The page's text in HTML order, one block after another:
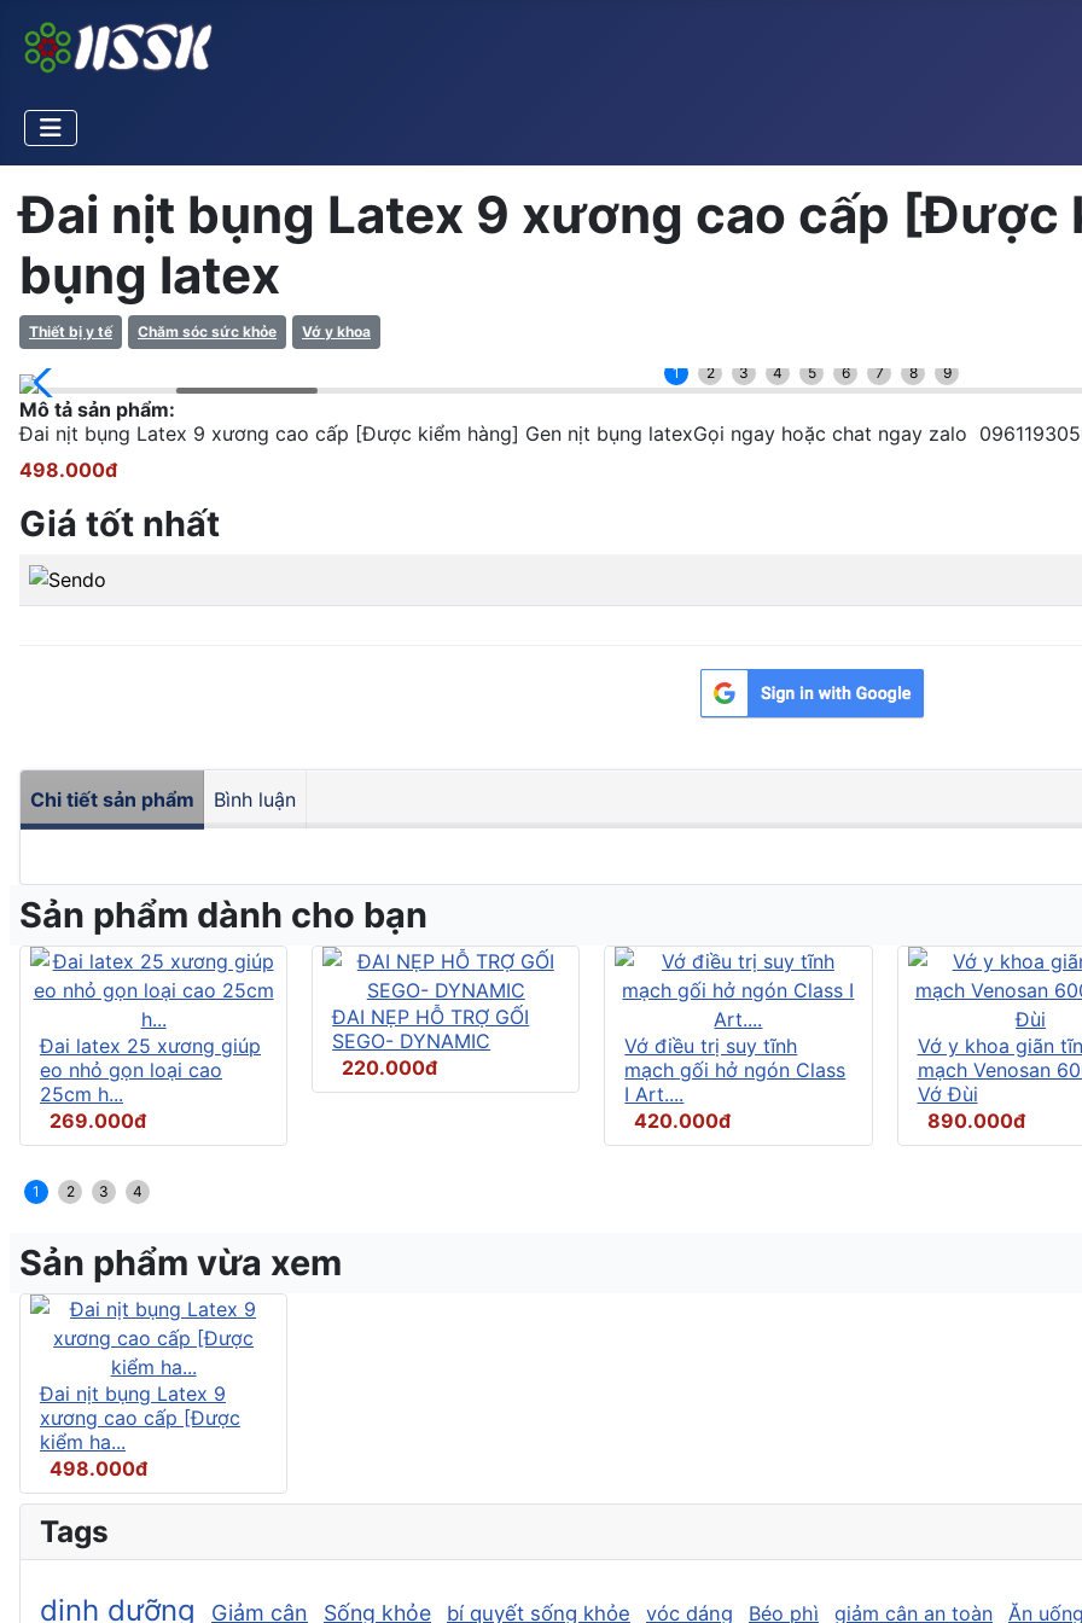
Đai nịt bụng Latex 9 xương cao cấp [Được
bụng latex
Thiết bị y tế Chăm sóc sức khỏe Vớ y khoa
1 2 3 4 5 6 7 8 9
Mô tả sản phẩm:
Đai nịt bụng Latex 9 xương cao cấp [Được kiểm hàng] Gen nịt bụng latexGọi ngay hoặc chat ngay zalo
498.000đ
Giá tốt nhất
Chi tiết sản phẩm Bình luận
Sản phẩm dành cho bạn
Đai latex 25 xương giúp
eo nhỏ gọn loại cao
25cm h...
269.000đ
ĐAI NẸP HỖ TRỢ GỐI
SEGO- DYNAMIC
220.000đ
Vớ điều trị suy tĩnh
mạch gối hở ngón Class
I Art....
420.000đ
Vớ y khoa giãn
mạch Venosan
Vớ Đùi
890.000đ
1 2 3 4
Sản phẩm vừa xem
Đai nịt bụng Latex 9
xương cao cấp [Được
kiểm ha...
498.000đ
Tags
dinh dưỡng Giảm cân Sống khỏe bí quyết sống khỏe vóc dáng Béo phì giảm cân an toàn Ăn